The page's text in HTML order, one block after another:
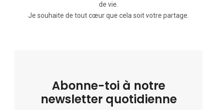
de vie.
Je souhaite de tout cœur que cela soit votre partage.
Abonne-toi à notre
newsletter quotidienne